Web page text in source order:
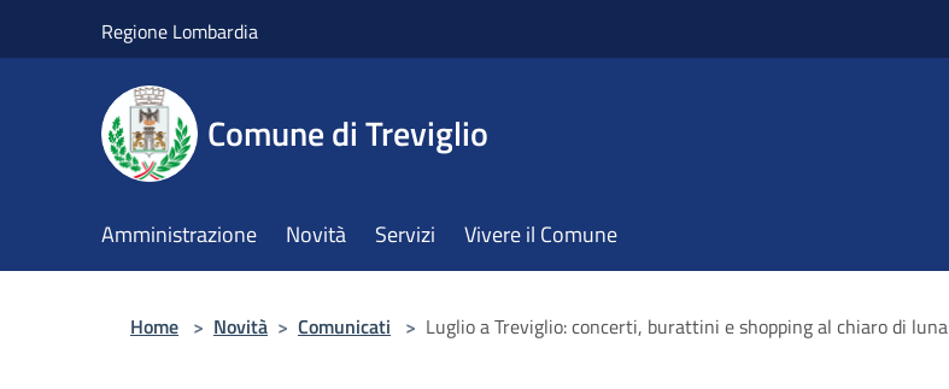
Regione Lombardia
Comune di Treviglio
Amministrazione Novità Servizi Vivere il Comune
Home > Novità > Comunicati > Luglio a Treviglio: concerti, burattini e shopping al chiaro di luna